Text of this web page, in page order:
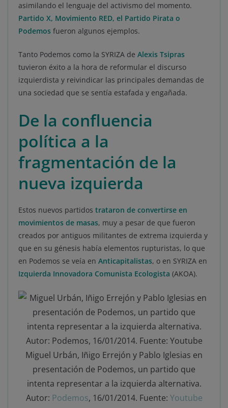
asimilando el lenguaje del activismo del momento.
Partido X, Movimiento RED, el Partido Pirata o
Podemos fueron algunos ejemplos.
Tanto Podemos como la SYRIZA de Alexis Tsipras
tuvieron éxito a la hora de reformular el discurso
izquierdista y reivindicar las principales demandas de
una sociedad que se sentía estafada y engañada.
De la confluencia
política a la
fragmentación de la
nueva izquierda
Estos nuevos partidos trataron de convertirse en
movimientos de masas, muy a pesar de que fueron
creados por antiguos militantes de extrema izquierda y
que en su génesis había elementos rupturistas, lo que
en Podemos se veía en Anticapitalistas, o en SYRIZA en
Izquierda Innovadora Comunista Ecologista (AKOA).
Miguel Urbán, Iñigo Errejón y Pablo Iglesias en
presentación de Podemos, un partido que
intenta representar a la izquierda alternativa.
Autor: Podemos, 16/01/2014. Fuente: Youtube